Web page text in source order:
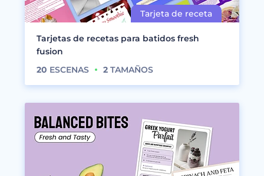
Tarjetas de recetas para batidos fresh
fusion
20 ESCENAS 2 TAMAÑOS